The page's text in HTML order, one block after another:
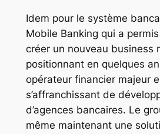
Idem pour le système
Mobile Banking qui a
créer un nouveau business
positionnant en quelques
opérateur financier majeur
s’affranchissant de
d’agences bancaires. Le
même maintenant une